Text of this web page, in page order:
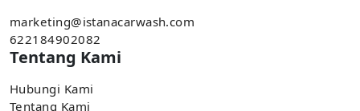
marketing@istanacarwash.com
622184902082
Tentang Kami
Hubungi Kami
Tentang Kami